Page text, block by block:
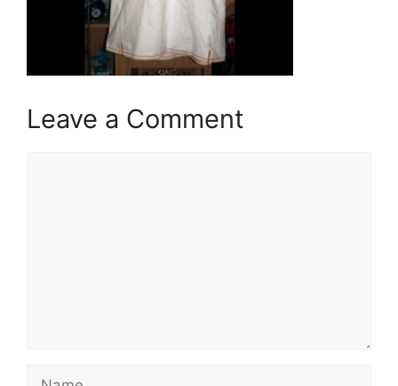
Leave a Comment
Name